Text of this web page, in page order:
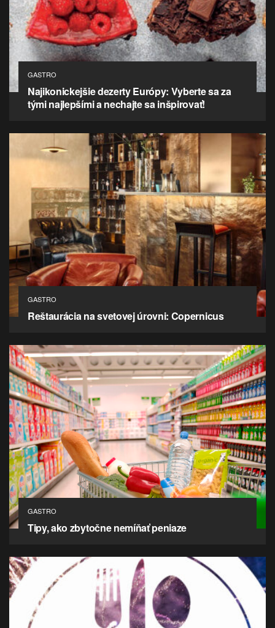
GASTRO
Najikonickejšie dezerty Európy: Vyberte sa za
tými najlepšími a nechajte sa inšpirovať!
GASTRO
Reštaurácia na svetovej úrovni: Copernicus
GASTRO
Tipy, ako zbytočne nemíňať peniaze